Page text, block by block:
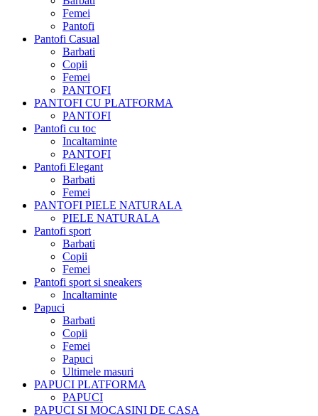
Femei
Pantofi
Pantofi Casual
Barbati
Copii
Femei
PANTOFI
PANTOFI CU PLATFORMA
PANTOFI
Pantofi cu toc
Incaltaminte
PANTOFI
Pantofi Elegant
Barbati
Femei
PANTOFI PIELE NATURALA
PIELE NATURALA
Pantofi sport
Barbati
Copii
Femei
Pantofi sport si sneakers
Incaltaminte
Papuci
Barbati
Copii
Femei
Papuci
Ultimele masuri
PAPUCI PLATFORMA
PAPUCI
PAPUCI SI MOCASINI DE CASA